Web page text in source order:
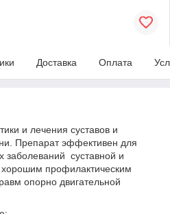
Доставка Оплата
и лечения суставов и
Препарат эффективен для
заболеваний суставной и
профилактическим
опорно двигательной